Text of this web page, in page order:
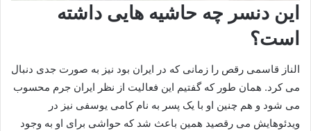
این دنسر چه حاشیه هایی داشته
است؟
الناز قاسمی رقص را زمانی که در ایران بود نیز به صورت جدی دنبال
می کرد. همان طور که گفتیم این فعالیت از نظر ایران جرم محسوب
می شود و هم چنین او با یک پسر به نام کامی یوسفی نیز در
ویدئوهایش می رقصید همین باعث شد که حواشی برای او به وجود